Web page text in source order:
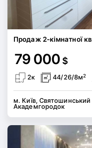
Продаж 2-кімнатної
79 000 $
2к 44/26/8м2
м. Київ,
Академгородок